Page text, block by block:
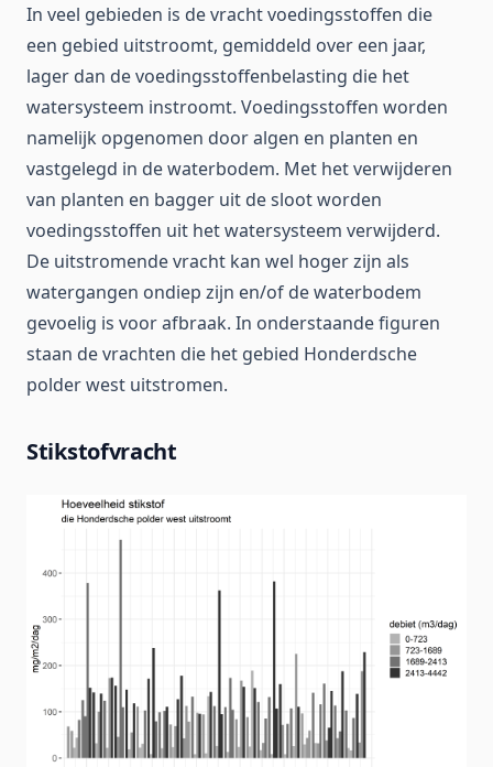
In veel gebieden is de vracht voedingsstoffen die
een gebied uitstroomt, gemiddeld over een jaar,
lager dan de voedingsstoffenbelasting die het
watersysteem instroomt. Voedingsstoffen worden
namelijk opgenomen door algen en planten en
vastgelegd in de waterbodem. Met het verwijderen
van planten en bagger uit de sloot worden
voedingsstoffen uit het watersysteem verwijderd.
De uitstromende vracht kan wel hoger zijn als
watergangen ondiep zijn en/of de waterbodem
gevoelig is voor afbraak. In onderstaande figuren
staan de vrachten die het gebied Honderdsche
polder west uitstromen.
Stikstofvracht